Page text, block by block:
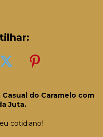
do Caramelo com
Juta.
cotidiano!